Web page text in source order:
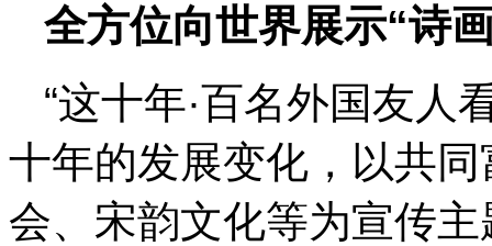
全方位向世界展示“诗
“这十年·百名外国友人
十年的发展变化，以共
会、宋韵文化等为宣传